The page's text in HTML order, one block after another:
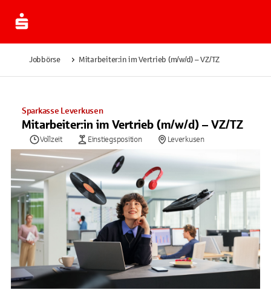
Jobbörse Mitarbeiter:in im Vertrieb (m/w/d) – VZ/TZ
Sparkasse Leverkusen
Mitarbeiter:in im Vertrieb (m/w/d) – VZ/TZ
Vollzeit Einstiegsposition Leverkusen